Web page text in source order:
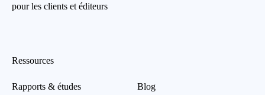
pour les clients et éditeurs
Ressources
Rapports & études Blog